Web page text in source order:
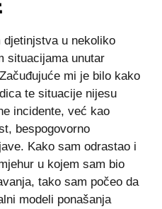
djetinjstva u nekoliko
situacijama unutar
mi je bilo kako
te situacije nijesu
incidente, već kao
bespogovorno
Kako sam odrastao i
u kojem sam bio
tako sam počeo da
modeli ponašanja